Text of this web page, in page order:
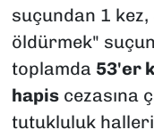
suçundan 1
öldürmek"
toplamda 53'er
hapiscezasına
tutukluluk